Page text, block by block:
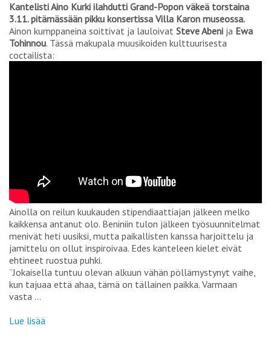
Kantelisti Aino Kurki ilahdutti Grand-Popon väkeä torstaina
3.11. pitämässään pikku konsertissa Villa Karon museossa.
Ainon kumppaneina soittivat ja lauloivat Steve Abeni ja Ewa
Tohinnou. Tässä makupala muusikoiden kulttuurisesta
coctailista:
Ainolla on reilun kuukauden stipendiaattiajan jälkeen melko
kaikkensa antanut olo. Beniniin tulon jälkeen työsuunnitelmat
menivät heti uusiksi, mutta paikallisten kanssa harjoittelu ja
jamittelu on ollut inspiroivaa. Edes kanteleen kielet eivät
ehtineet ruostua puhki.
”Jokaisella tuntuu olevan alkuun vähän pöllämystynyt vaihe,
kun tajuaa että ahaa, tämä on tällainen paikka. Varmaan
vasta …
Lue lisää